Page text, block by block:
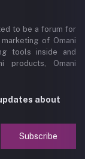
to be a forum for
of Omani
tools inside and
products, Omani
about
Subscribe